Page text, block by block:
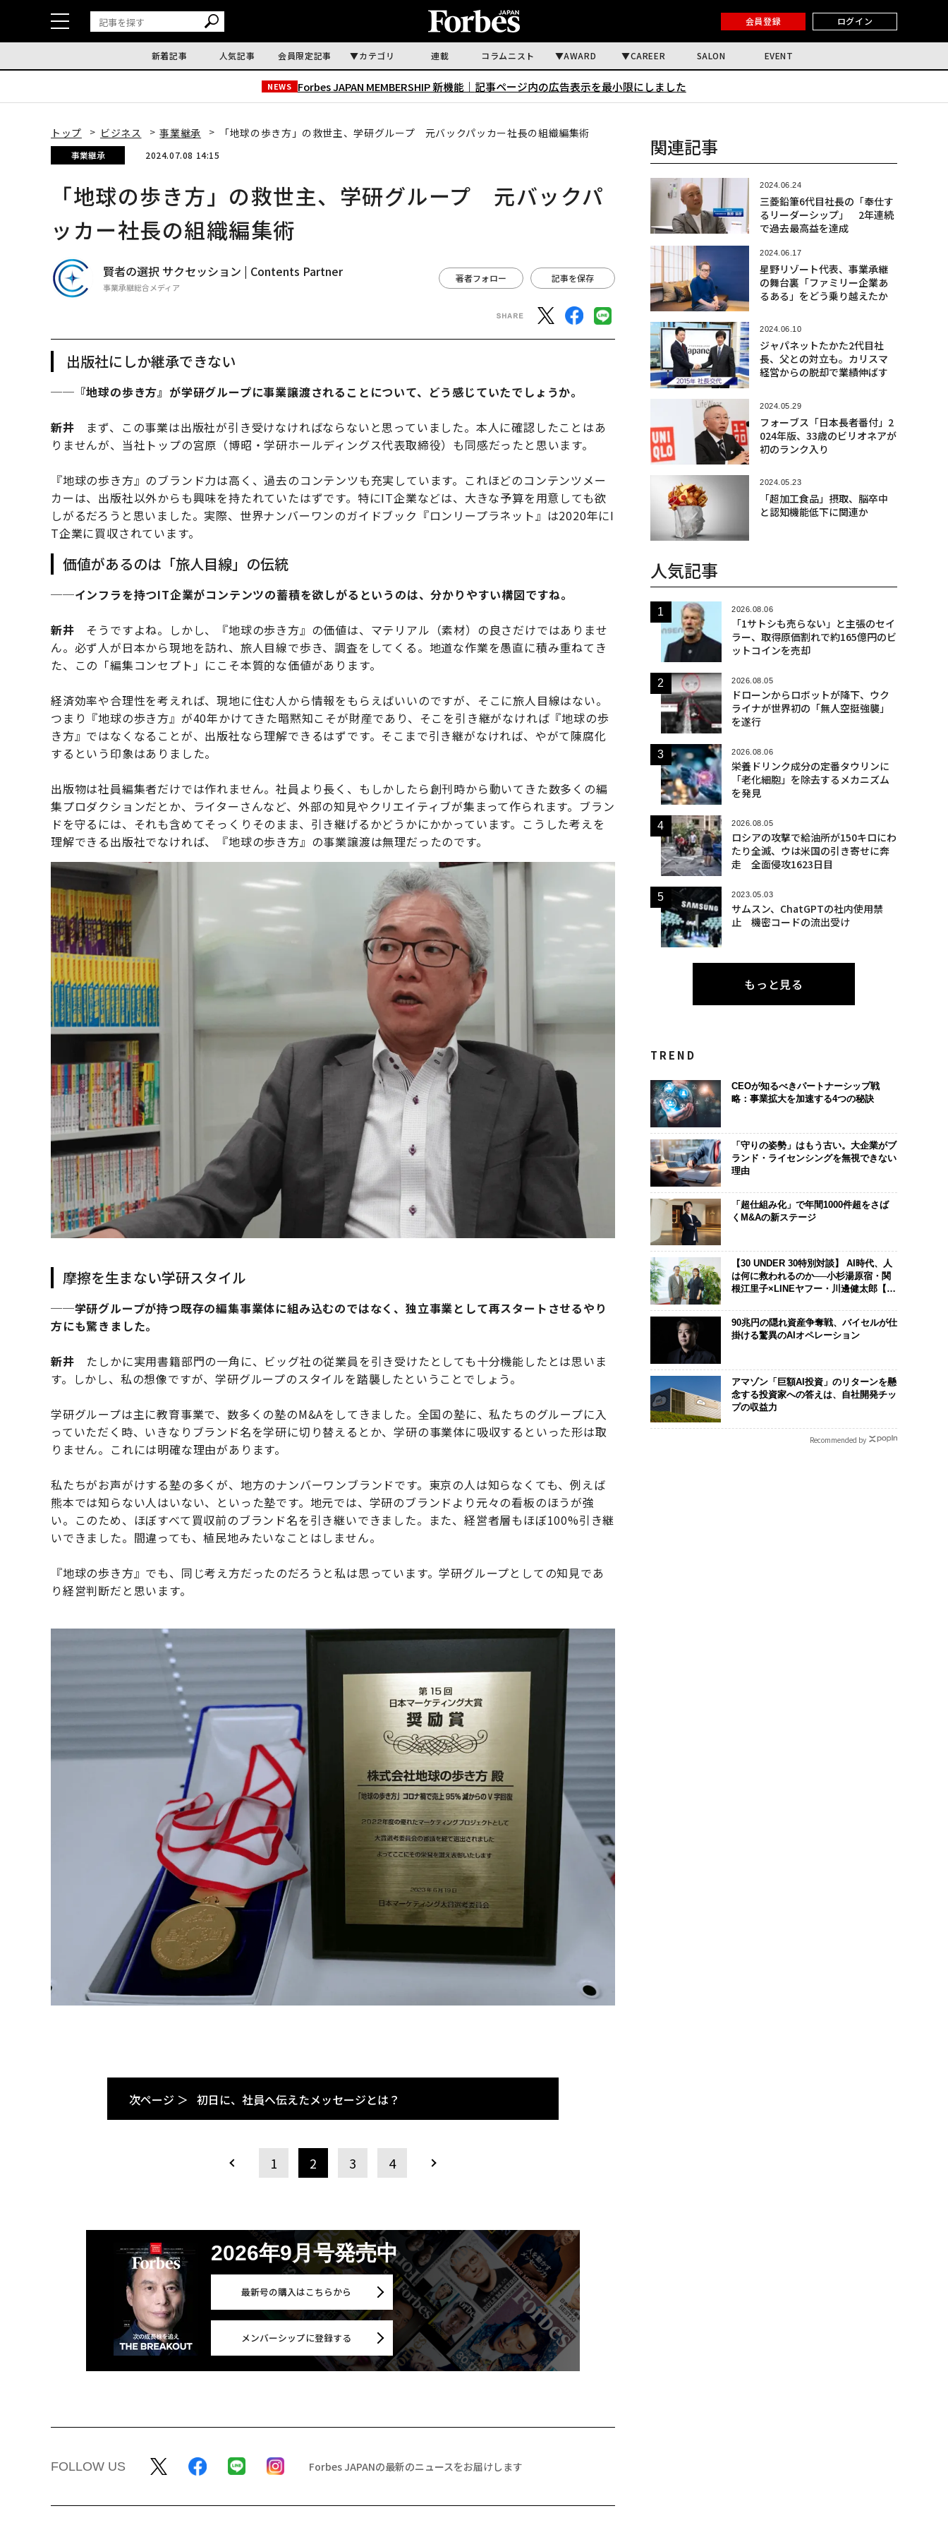
会員登録 ログイン
新着記事 人気記事 会員限定記事 カテゴリ 連載 コラムニスト AWARD CAREER SALON EVENT
NEWS Forbes JAPAN MEMBERSHIP 新機能｜ 記事ページ内の広告表示を最小限にしました
トップ ビジネス 事業継承 「地球の歩き方」の救世主、学研グループ 元バックパッカー社長の組織編集術
事業継承 2024.07.08 14:15
「地球の歩き方」の救世主、学研グループ 元バックパ
ッカー社長の組織編集術
賢者の選択 サクセッション | Contents Partner
事業承継総合メディア
著者フォロー 記事を保存
出版社にしか継承できない
──『地球の歩き方』が学研グループに事業譲渡されることについて、どう感じていたで しょうか。
新井 まず、この事業は出版社が引き受けなければならないと思っていました。本人に確認したことはあ
りませんが、当社トップの宮原（博昭・学研ホールディングス代表取締役）も同感だったと思います。
『地球の歩き方』のブランド力は高く、過去のコンテンツも充実しています。これほどのコンテンツメー
カーは、出版社以外からも興味を持たれていたはずです。特にIT企業などは、大きな予算を用意しても欲
しがるだろうと思いました。実際、世界ナンバーワンのガイドブック『ロンリープラネット』は2020年にI
T企業に買収されています。
価値があるのは「旅人目線」の伝統
──インフラを持つIT企業がコンテンツの蓄積を欲しがるというのは、分かりやすい構図ですね。
新井 そうですよね。しかし、『地球の歩き方』の価値は、マテリアル（素材）の良さだけではありませ
ん。必ず人が日本から現地を訪れ、旅人目線で歩き、調査をしてくる。地道な作業を愚直に積み重ねてき
た、この「編集コンセプト」にこそ本質的な価値があります。
経済効率や合理性を考えれば、現地に住む人から情報をもらえばいいのですが、そこに旅人目線はない。
つまり『地球の歩き方』が40年かけてきた暗黙知こそが財産であり、そこを引き継がなければ『地球の歩
き方』ではなくなることが、出版社なら理解できるはずです。そこまで引き継がなければ、やがて陳腐化
するという印象はありました。
出版物は社員編集者だけでは作れません。社員より長く、もしかしたら創刊時から動いてきた数多くの編
集プロダクションだとか、ライターさんなど、外部の知見やクリエイティブが集まって作られます。ブラン
ドを守るには、それも含めてそっくりそのまま、引き継げるかどうかにかかっています。こうした考えを
理解できる出版社でなければ、『地球の歩き方』の事業譲渡は無理だったのです。
摩擦を生まない学研スタイル
──学研グループが持つ既存の編集事業体に組み込むのではなく、独立事業として再スタートさせるやり
方にも驚きました。
新井 たしかに実用書籍部門の一角に、ビッグ社の従業員を引き受けたとしても十分機能したとは思いま
す。しかし、私の想像ですが、学研グループのスタイルを踏襲したということでしょう。
学研グループは主に教育事業で、数多くの塾のM&Aをしてきました。全国の塾に、私たちのグループに入
っていただく時、いきなりブランド名を学研に切り替えるとか、学研の事業体に吸収するといった形は取
りません。これには明確な理由があります。
私たちがお声がけする塾の多くが、地方のナンバーワンブランドです。東京の人は知らなくても、例えば
熊本では知らない人はいない、といった塾です。地元では、学研のブランドより元々の看板のほうが強
い。このため、ほぼすべて買収前のブランド名を引き継いできました。また、経営者層もほぼ100%引き継
いできました。間違っても、植民地みたいなことはしません。
『地球の歩き方』でも、同じ考え方だったのだろうと私は思っています。学研グループとしての知見であ
り経営判断だと思います。
次ページ ＞ 初日に、社員へ伝えたメッセージとは？
1 2 3 4
2026年9月号発売中
最新号の購入はこちらから
メンバーシップに登録する
FOLLOW US Forbes JAPANの最新のニュースをお届けします
関連記事
2024.06.24
三菱鉛筆6代目社長の「奉仕す
るリーダーシップ」 2年連続
で過去最高益を達成
2024.06.17
星野リゾート代表、事業承継
の舞台裏「ファミリー企業あ
るある」をどう乗り越えたか
2024.06.10
ジャパネットたかた2代目社
長、父との対立も。カリスマ
経営からの脱却で業績伸ばす
2024.05.29
フォーブス「日本長者番付」2
024年版、33歳のビリオネアが
初のランク入り
2024.05.23
「超加工食品」摂取、脳卒中
と認知機能低下に関連か
人気記事
2026.08.06
「1サトシも売らない」と主張のセイ
ラー、取得原価割れで約165億円のビ
ットコインを売却
2026.08.05
ドローンからロボットが降下、ウク
ライナが世界初の「無人空挺強襲」
を遂行
2026.08.06
栄養ドリンク成分の定番タウリンに
「老化細胞」を除去するメカニズム
を発見
2026.08.05
ロシアの攻撃で給油所が150キロにわ
たり全滅、ウは米国の引き寄せに奔
走 全面侵攻1623日目
2023.05.03
サムスン、ChatGPTの社内使用禁
止 機密コードの流出受け
もっと見る
TREND
CEOが知るべきパートナーシップ戦
略：事業拡大を加速する4つの秘訣
「守りの姿勢」はもう古い。大企業がブ
ランド・ライセンシングを無視できない
理由
「超仕組み化」で年間1000件超をさば
くM&Aの新ステージ
【30 UNDER 30特別対談】 AI時代、人
は何に救われるのか──小杉湯原宿・関
根江里子×LINEヤフー・川邊健太郎【後
90兆円の隠れ資産争奪戦、バイセルが仕
掛ける驚異のAIオペレーション
アマゾン「巨額AI投資」のリターンを懸
念する投資家への答えは、自社開発チッ
プの収益力
Recommended by